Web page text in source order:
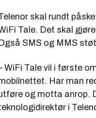
skal rundt
Tale. Det skal
SMS og MMS
WiFi Tale vil i første
Har man
og motta anrop.
i